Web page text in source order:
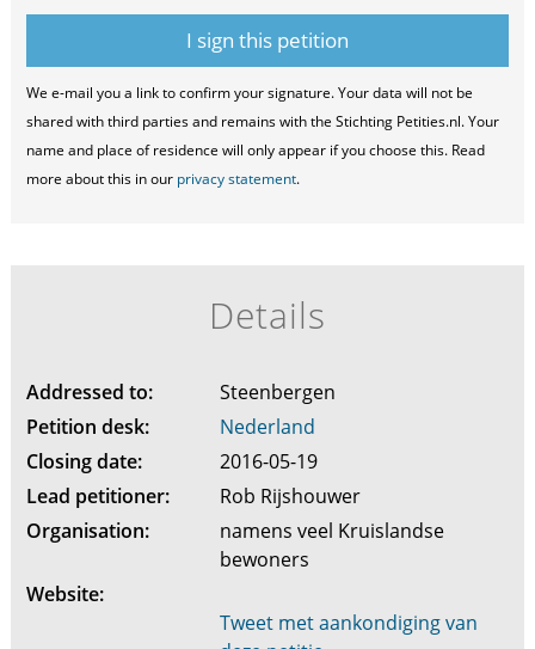
We e-mail you a link to confirm your signature. Your data will not be
shared with third parties and remains with the Stichting Petities.nl. Your
name and place of residence will only appear if you choose this. Read
more about this in our privacy statement.
Details
Addressed to:
Steenbergen
Petition desk:
Nederland
Closing date:
2016-05-19
Lead petitioner:
Rob Rijshouwer
Organisation:
namens veel Kruislandse
bewoners
Website:
Tweet met aankondiging van